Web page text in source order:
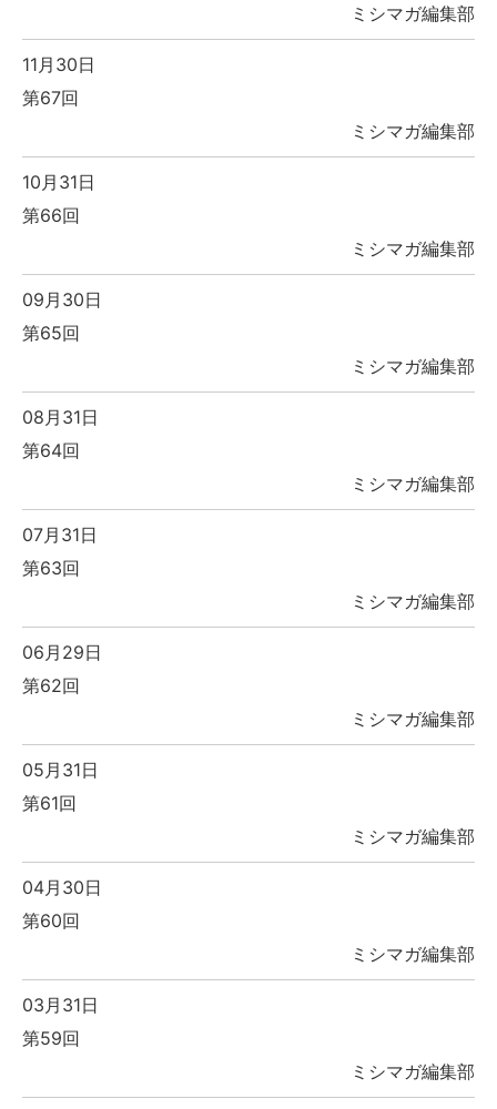
ミシマガ編集部
11月30日
第67回
ミシマガ編集部
10月31日
第66回
ミシマガ編集部
09月30日
第65回
ミシマガ編集部
08月31日
第64回
ミシマガ編集部
07月31日
第63回
ミシマガ編集部
06月29日
第62回
ミシマガ編集部
05月31日
第61回
ミシマガ編集部
04月30日
第60回
ミシマガ編集部
03月31日
第59回
ミシマガ編集部